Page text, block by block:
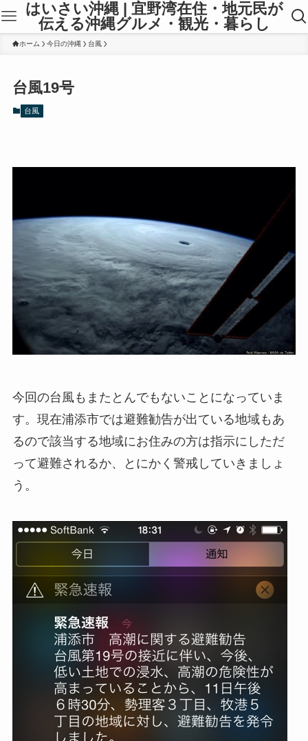
はいさい沖縄 | 宜野湾在住・地元民が
伝える沖縄グルメ・観光・暮らし
ホーム 今日の沖縄 台風
台風19号
台風
今回の台風もまたとんでもないことになっていま
す。現在浦添市では避難勧告が出ている地域もあ
るので該当する地域にお住みの方は指示にしただ
って避難されるか、とにかく警戒していきましょ
う。